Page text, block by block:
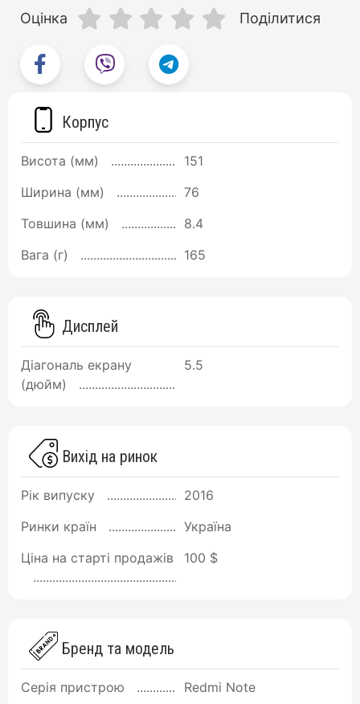
Оцінка Поділитися
Корпус
Висота (мм)
151
Ширина (мм)
76
Товшина (мм)
8.4
Вага (г)
165
Дисплей
Діагональ екрану
(дюйм)
5.5
Вихід на ринок
Рік випуску
2016
Ринки країн
Україна
Ціна на старті продажів
100 $
Бренд та модель
Серія пристрою
Redmi Note